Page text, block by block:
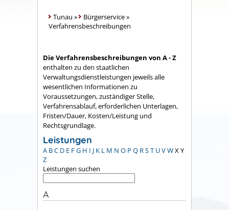
Tunau » Bürgerservice»
Verfahrensbeschreibungen
Die Verfahrensbeschreibungen von A - Z
enthalten zu den staatlichen
Verwaltungsdienstleistungen jeweils alle
wesentlichen Informationen zu
Voraussetzungen, zuständiger Stelle,
Verfahrensablauf, erforderlichen Unterlagen,
Fristen/Dauer, Kosten/Leistung und
Rechtsgrundlage.
Leistungen
A BC D E FG H I J K L M N O P Q RST UVWXY
Z
Leistungen suchen
A